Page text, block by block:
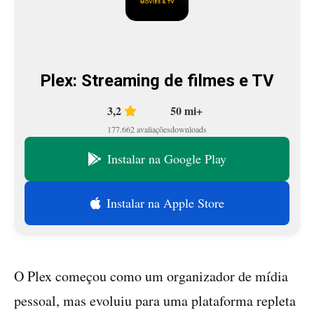
Plex: Streaming de filmes e TV
3,2
177.662 avaliações
50 mi+
downloads
Instalar na Google Play
Instalar na Apple Store
O Plex começou como um organizador de mídia
pessoal, mas evoluiu para uma plataforma repleta